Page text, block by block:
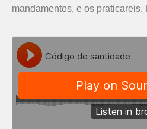
mandamentos, e os praticareis.